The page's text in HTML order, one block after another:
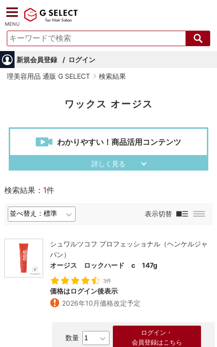
MENU
新規会員登録
ログイン
理美容用品 通販 G SELECT
検索結果
ワックス オージス
わかりやすい！商品活用コンテンツ
検索結果： 1件
表示切替
シュワルツコフ プロフェッショナル（ヘンケルジャ
パン）
オージス ロックハード c 147g
3件
価格はログイン後表示
2026年10月価格改定予定
ログイン・
会員登録はこちら